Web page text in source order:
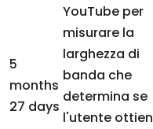
5
months
27 days
YouTube per
misurare la
larghezza di
banda che
determina se
l'utente